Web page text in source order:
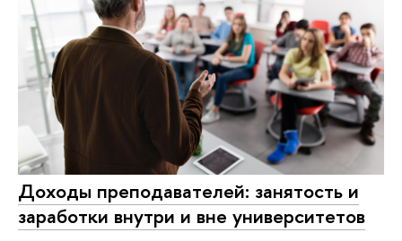
Доходы преподавателей: занятость и
заработки внутри и вне университетов